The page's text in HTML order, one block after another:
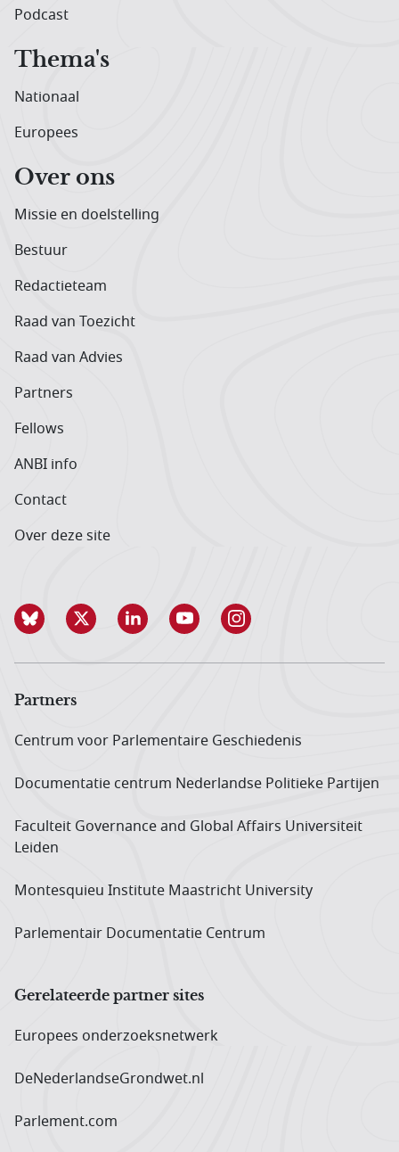
Podcast
Thema's
Nationaal
Europees
Over ons
Missie en doelstelling
Bestuur
Redactieteam
Raad van Toezicht
Raad van Advies
Partners
Fellows
ANBI info
Contact
Over deze site
Partners
Centrum voor Parlementaire Geschiedenis
Documentatie centrum Neder­landse Politieke Partijen
Faculteit Governance and Global Affairs Universiteit
Leiden
Montesquieu Institute Maastricht University
Parlementair Documentatie Centrum
Gerelateerde partner sites
Europees onderzoeks­netwerk
DeNederlandseGrondwet.nl
Parlement.com